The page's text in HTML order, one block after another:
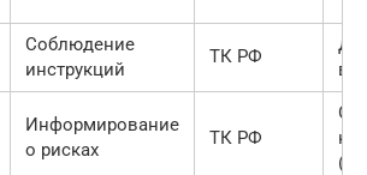
Соблюдение
инструкций
ТК РФ
Информирование
о рисках
ТК РФ